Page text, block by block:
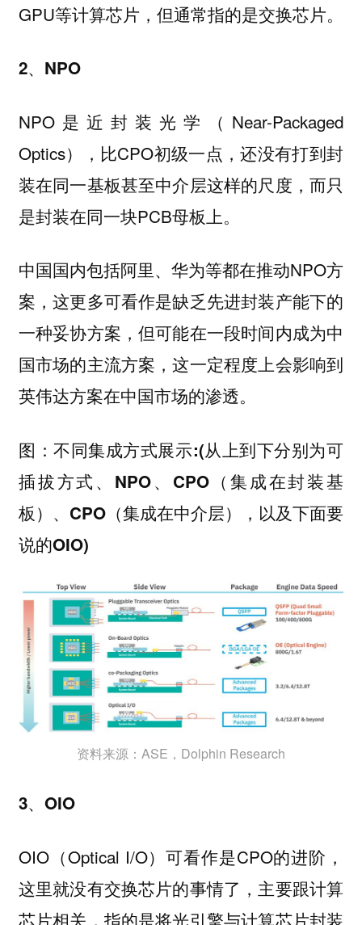
GPU等计算芯片，但通常指的是交换芯片。
2、NPO
NPO是近封装光学（Near-Packaged
Optics），比CPO初级一点，还没有打到封
装在同一基板甚至中介层这样的尺度，而只
是封装在同一块PCB母板上。
中国国内包括阿里、华为等都在推动NPO方
案，这更多可看作是缺乏先进封装产能下的
一种妥协方案，但可能在一段时间内成为中
国市场的主流方案，这一定程度上会影响到
英伟达方案在中国市场的渗透。
图：不同集成方式展示:(从上到下分别为可
插拔方式、NPO、CPO（集成在封装基
板）、CPO（集成在中介层），以及下面要
说的OIO)
资料来源：ASE，Dolphin Research
3、OIO
OIO（Optical I/O）可看作是CPO的进阶，
这里就没有交换芯片的事情了，主要跟计算
芯片相关，指的是将光引擎与计算芯片封装